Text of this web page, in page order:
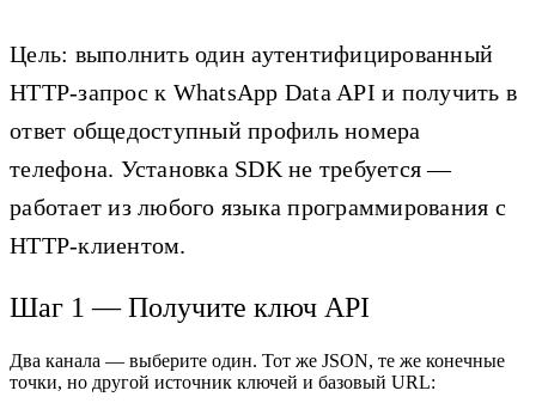
Цель: выполнить один аутентифицированный
HTTP-запрос к WhatsApp Data API и получить в
ответ общедоступный профиль номера
телефона. Установка SDK не требуется —
работает из любого языка программирования с
HTTP-клиентом.
Шаг 1 — Получите ключ API
Два канала — выберите один. Тот же JSON, те же конечные
точки, но другой источник ключей и базовый URL: